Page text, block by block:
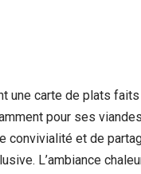
une carte de plats
pour ses
convivialité et de
L’ambiance